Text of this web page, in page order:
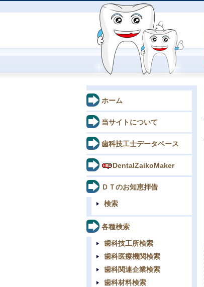
ホーム
当サイトについて
歯科技工士データベース
DentalZaikoMaker
ＤＴのお知恵拝借
検索
各種検索
歯科技工所検索
歯科医療機関検索
歯科関連企業検索
歯科材料検索